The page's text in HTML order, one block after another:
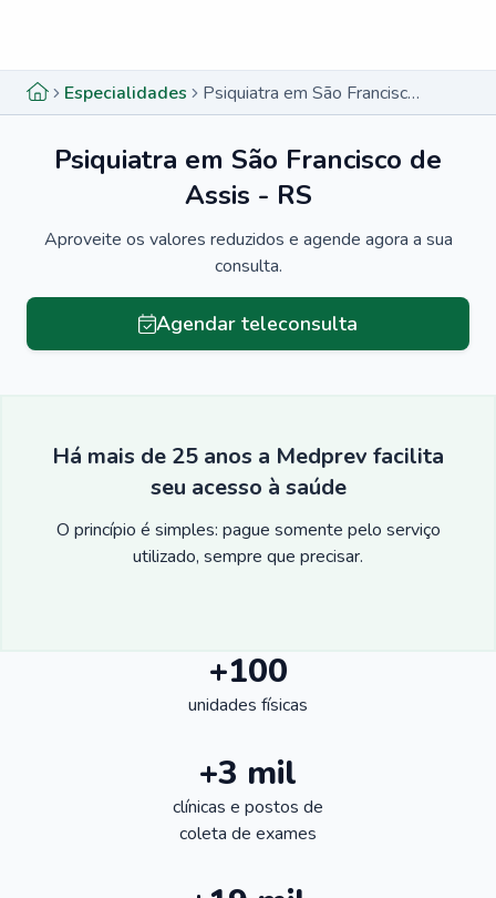
Especialidades Psiquiatra em São Francisco de Assis - RS
Psiquiatra em São Francisco de
Assis - RS
Aproveite os valores reduzidos e agende agora a sua
consulta.
Agendar teleconsulta
Há mais de 25 anos a Medprev facilita
seu acesso à saúde
O princípio é simples: pague somente pelo serviço
utilizado, sempre que precisar.
+100
unidades físicas
+3 mil
clínicas e postos de
coleta de exames